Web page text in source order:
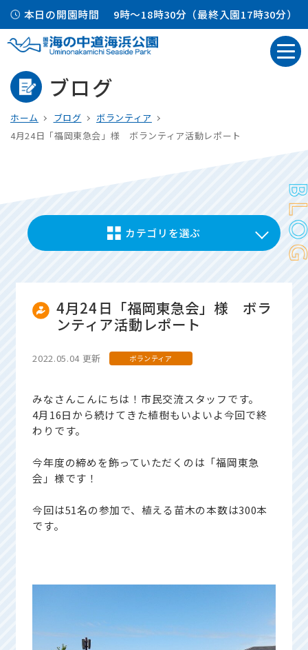
本日の開園時間 9時～18時30分（最終入園17時30分）
ブログ
ホーム ブログ
ボランティア
4月24日「福岡東急会」様 ボランティア活動レポート
カテゴリを選ぶ
4月24日「福岡東急会」様 ボラ
ンティア活動レポート
2022.05.04 更新 ボランティア
みなさんこんにちは！市民交流スタッフです。
4月16日から続けてきた植樹もいよいよ今回で終
わりです。
今年度の締めを飾っていただくのは「福岡東急
会」様です！
今回は51名の参加で、植える苗木の本数は300本
です。